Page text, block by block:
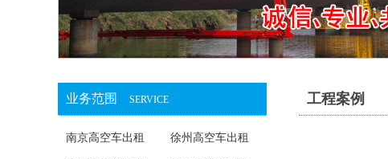
业务范围 SERVICE
南京高空车出租 徐州高空车出租
工程案例